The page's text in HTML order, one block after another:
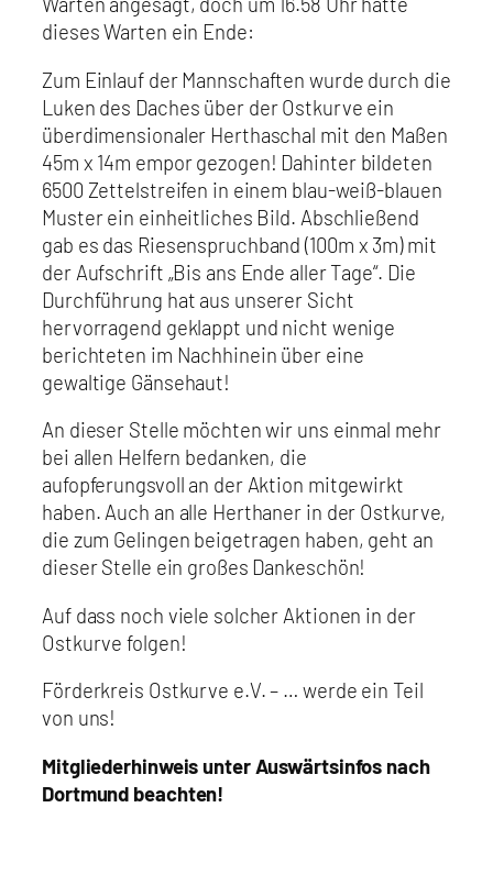
dieses Warten ein Ende:
Zum Einlauf der Mannschaften wurde durch die
Luken des Daches über der Ostkurve ein
überdimensionaler Herthaschal mit den Maßen
45m x 14m empor gezogen! Dahinter bildeten
6500 Zettelstreifen in einem blau-weiß-blauen
Muster ein einheitliches Bild. Abschließend
gab es das Riesenspruchband (100m x 3m) mit
der Aufschrift „Bis ans Ende aller Tage“. Die
Durchführung hat aus unserer Sicht
hervorragend geklappt und nicht wenige
berichteten im Nachhinein über eine
gewaltige Gänsehaut!
An dieser Stelle möchten wir uns einmal mehr
bei allen Helfern bedanken, die
aufopferungsvoll an der Aktion mitgewirkt
haben. Auch an alle Herthaner in der Ostkurve,
die zum Gelingen beigetragen haben, geht an
dieser Stelle ein großes Dankeschön!
Auf dass noch viele solcher Aktionen in der
Ostkurve folgen!
Förderkreis Ostkurve e.V. – … werde ein Teil
von uns!
Mitgliederhinweis unter Auswärtsinfos nach
Dortmund beachten!